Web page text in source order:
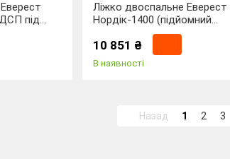
під
Графіт +
Ліжко двоспальне Еверест
Нордік-1400 (підйомний
механізм) 140х200 см Білий +
Дуб крафт золотий (DTM-
5553)
10 851 ₴
В наявності
Назад 1 2 3